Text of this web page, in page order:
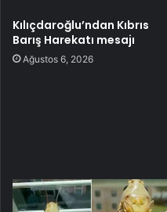
Kılıçdaroğlu’ndan Kıbrıs
Barış Harekatı mesajı
Ağustos 6, 2026